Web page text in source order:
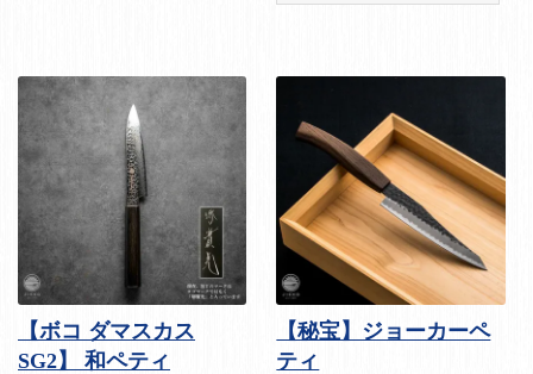
【ボコ ダマスカス
SG2】 和ペティ
【秘宝】ジョーカーペ
ティ